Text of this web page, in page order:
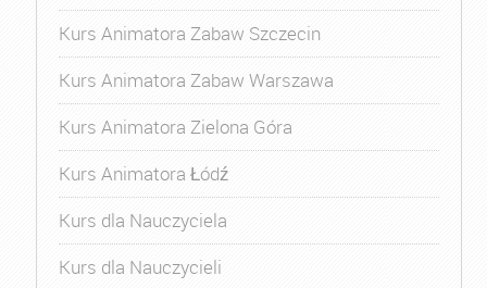
Kurs Animatora Zabaw Szczecin
Kurs Animatora Zabaw Warszawa
Kurs Animatora Zielona Góra
Kurs Animatora Łódź
Kurs dla Nauczyciela
Kurs dla Nauczycieli